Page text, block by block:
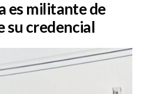
es militante de
su credencial